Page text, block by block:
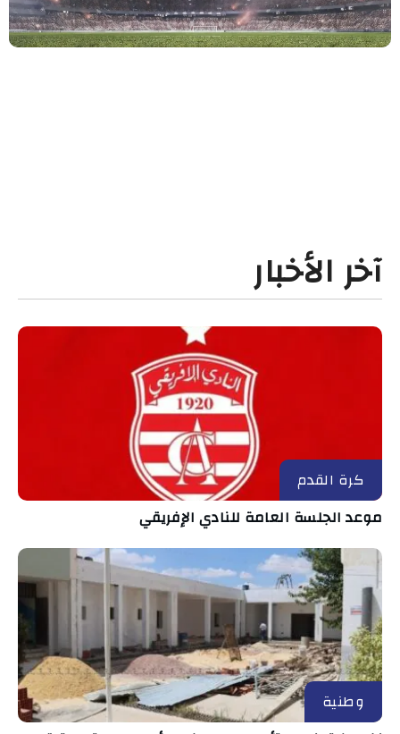
آخر الأخبار
كرة القدم
موعد الجلسة العامة للنادي الإفريقي
وطنية